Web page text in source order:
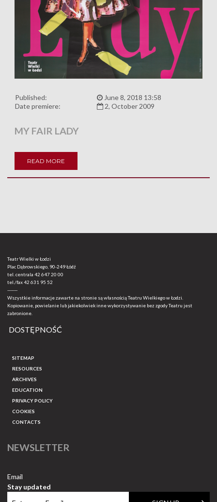
Published:
June 8, 2018 13:58
Date premiere:
2, October 2009
MY FAIR LADY
READ MORE
Teatr Wielki w Łodzi
Plac Dąbrowskiego, 90-249 Łódź
tel. centrala 42 647 20 00
tel./fax42 631 95 52
-------
Wszystkie informacje zawarte na stronie są własnością Teatru Wielkiego w Łodzi.
Kopiowanie, powielanie lub jakiekolwiek inne wykorzystywanie bez zgody Teatru jest
zabronione.
DOSTĘPNOŚĆ
SITEMAP
RESOURCES
ARCHIVES
EDUCATION
PRIVACY POLICY
COOKIES
CONTACTS
NEWSLETTER
Email
Stay updated